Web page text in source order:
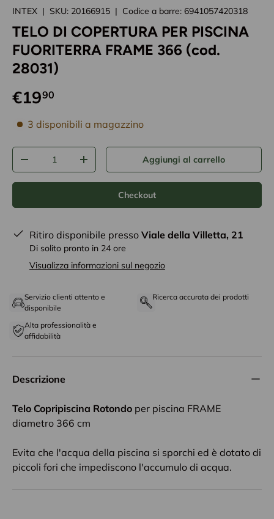
INTEX | SKU: 20166915 | Codice a barre: 6941057420318
TELO DI COPERTURA PER PISCINA
FUORITERRA FRAME 366 (cod.
28031)
€1990
disponibilità prodotto
3 disponibili a magazzino
+ Aggiungi al carrello
Checkout
Ritiro disponibile presso Viale della Villetta, 21
Di solito pronto in 24 ore
Visualizza informazioni sul negozio
Servizio clienti attento e
disponibile
Ricerca accurata dei prodotti
Alta professionalità e
affidabilità
Descrizione
Telo Copripiscina Rotondo per piscina FRAME
diametro 366 cm
Evita che l'acqua della piscina si sporchi ed è dotato di
piccoli fori che impediscono l'accumulo di acqua.